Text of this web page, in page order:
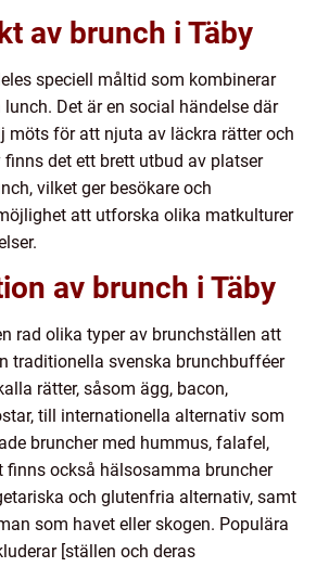
av brunch i Täby
speciell måltid som kombinerar
Det är en social händelse där
möts för att njuta av läckra rätter och
finns det ett brett utbud av platser
vilket ger besökare och
att utforska olika matkulturer
av brunch i Täby
rad olika typer av brunchställen att
traditionella svenska brunchbufféer
rätter, såsom ägg, bacon,
till internationella alternativ som
bruncher med hummus, falafel,
finns också hälsosamma bruncher
och glutenfria alternativ, samt
som havet eller skogen. Populära
[ställen och deras